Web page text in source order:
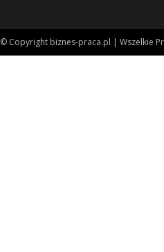
© Copyright biznes-praca.pl | Wszelkie